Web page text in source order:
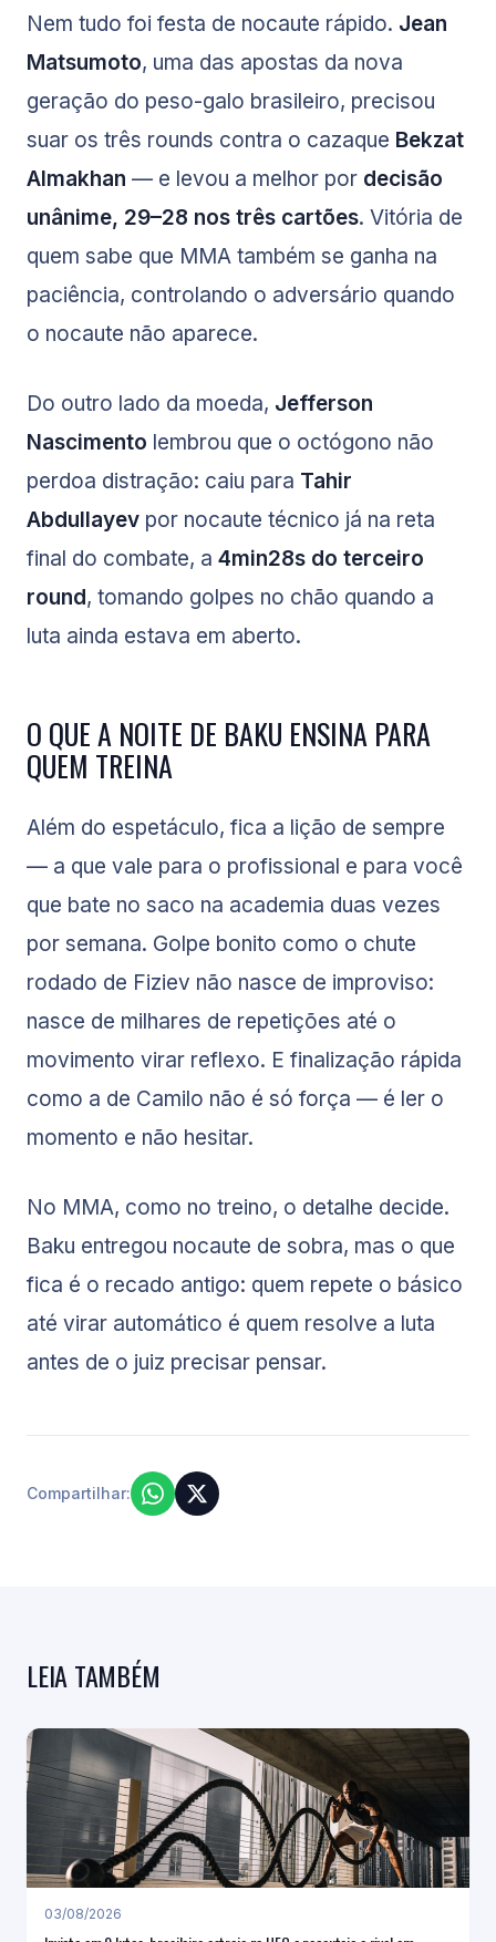
Nem tudo foi festa de nocaute rápido. Jean
Matsumoto, uma das apostas da nova
geração do peso-galo brasileiro, precisou
suar os três rounds contra o cazaque Bekzat
Almakhan — e levou a melhor por decisão
unânime, 29–28 nos três cartões. Vitória de
quem sabe que MMA também se ganha na
paciência, controlando o adversário quando
o nocaute não aparece.
Do outro lado da moeda, Jefferson
Nascimento lembrou que o octógono não
perdoa distração: caiu para Tahir
Abdullayev por nocaute técnico já na reta
final do combate, a 4min28s do terceiro
round, tomando golpes no chão quando a
luta ainda estava em aberto.
O QUE A NOITE DE BAKU ENSINA PARA
QUEM TREINA
Além do espetáculo, fica a lição de sempre
— a que vale para o profissional e para você
que bate no saco na academia duas vezes
por semana. Golpe bonito como o chute
rodado de Fiziev não nasce de improviso:
nasce de milhares de repetições até o
movimento virar reflexo. E finalização rápida
como a de Camilo não é só força — é ler o
momento e não hesitar.
No MMA, como no treino, o detalhe decide.
Baku entregou nocaute de sobra, mas o que
fica é o recado antigo: quem repete o básico
até virar automático é quem resolve a luta
antes de o juiz precisar pensar.
Compartilhar:
LEIA TAMBÉM
03/08/2026